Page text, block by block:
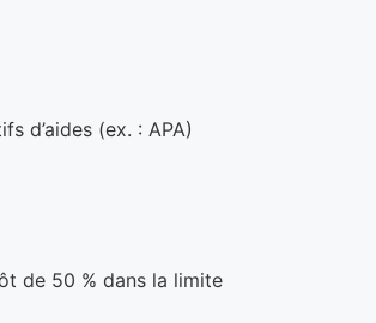
d’aides (ex. : APA)
de 50 % dans la limite